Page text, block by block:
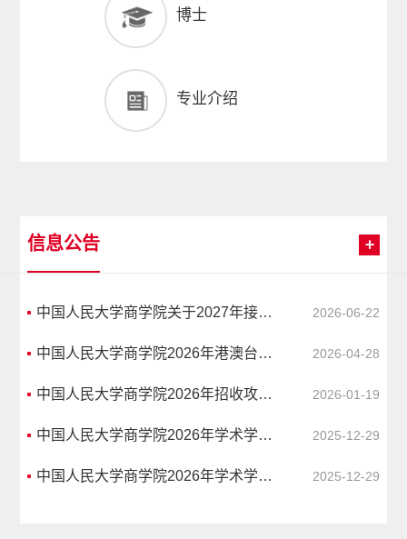
博士
专业介绍
信息公告
中国人民大学商学院关于2027年接收优秀应届本科毕业生免试攻读学术型研究生的报名通知 2026-06-22
中国人民大学商学院2026年港澳台学术学位博士研究生“申请—考核”制招生考试材料审核成绩及进入综合考核的材料审核成绩分数线 2026-04-28
中国人民大学商学院2026年招收攻读学术学位博士研究生“申请—考核”制招生考试综合考核成绩公示 2026-01-19
中国人民大学商学院2026年学术学位博士研究生“申请—考核”制综合考核工作办法 2025-12-29
中国人民大学商学院2026年学术学位博士研究生“申请—考核”制招生考试材料审核成绩公示 2025-12-29